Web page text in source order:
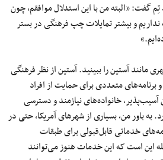
گفت: «البته من با این استدلال موافقم، چون
و بیشتر تمایلات چپ فرهنگی در بستر
مانند آستین را ببینید. آستین از نظر فرهنگی
متعددی برای حمایت از افراد
آسیب‌پذیر، خانواده‌های نیازمند و دسترسی
باور من، بسیاری از شهرهای آمریکا، حتی در
خدماتی قابل‌قبولی برای طبقات
این است که این خدمات هنوز می‌توانند